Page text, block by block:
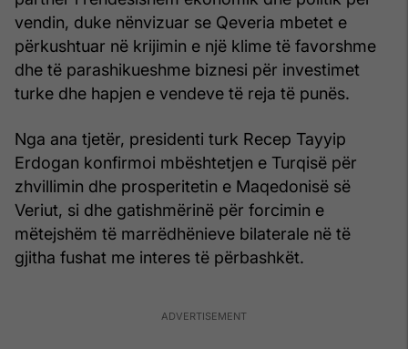
vendin, duke nënvizuar se Qeveria mbetet e
përkushtuar në krijimin e një klime të favorshme
dhe të parashikueshme biznesi për investimet
turke dhe hapjen e vendeve të reja të punës.
Nga ana tjetër, presidenti turk Recep Tayyip
Erdogan konfirmoi mbështetjen e Turqisë për
zhvillimin dhe prosperitetin e Maqedonisë së
Veriut, si dhe gatishmërinë për forcimin e
mëtejshëm të marrëdhënieve bilaterale në të
gjitha fushat me interes të përbashkët.